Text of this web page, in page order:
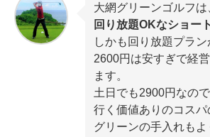
大網グリーンゴルフは
回り放題OKなショー
しかも回り放題プラ
2600円は安すぎで経
ます。
土日でも2900円なの
行く価値ありのコスパ
グリーンの手入れも